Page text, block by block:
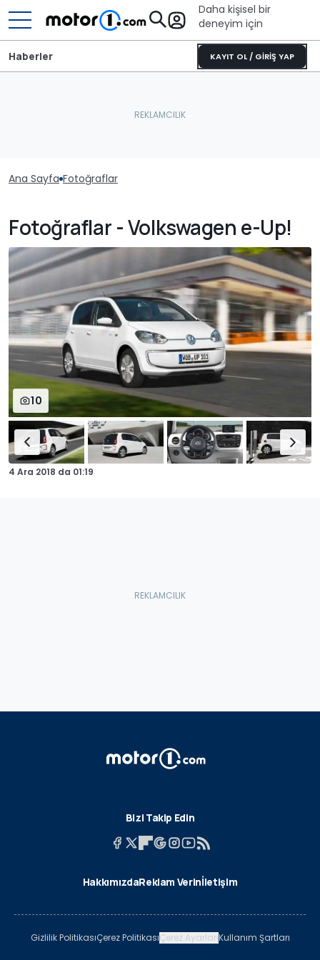
Daha kişisel bir
deneyim için
KAYIT OL / GİRİŞ YAP
Haberler
Ana Sayfa Fotoğraflar
Fotoğraflar - Volkswagen e-Up!
10
4 Ara 2018 da 01:19
Bizi Takip Edin
HakkımızdaReklam Verinİletişim
Gizlilik PolitikasıÇerez PolitikasıÇerez AyarlarıKullanım Şartları